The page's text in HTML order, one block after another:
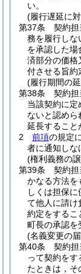
い。
(履行遅延に
第37条
契約
務を履行しな
を承認した
済部分の価格
付させる旨約
(履行期間の
第38条
契約担
当該契約に定
ないと認めら
延長すること
2
前項の規定
者に通知しな
(権利義務の
第39条
契約
かなる方法を
しくは担保
て他人に請け
約定をするこ
町長の承認を
(名義変更の
第40条
契約担
って契約を
たときは，